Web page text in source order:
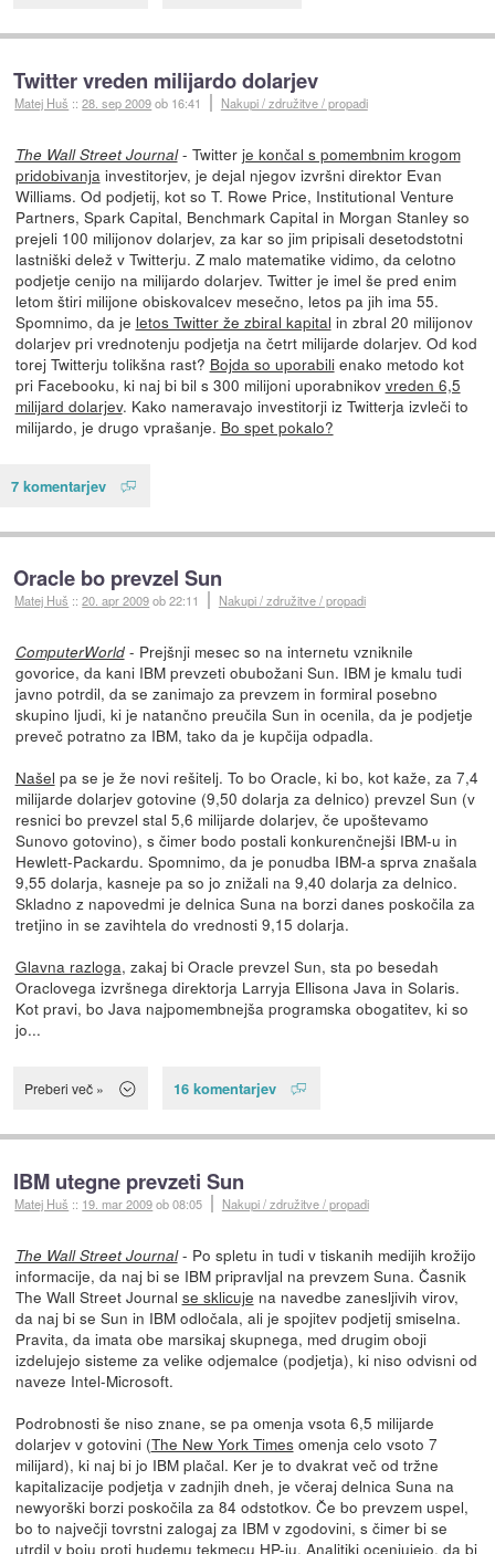
Twitter vreden milijardo dolarjev
Matej Huš ::28. sep 2009ob 16:41 Nakupi / združitve / propadi
The Wall Street Journal- Twitter je končal s pomembnim krogom
pridobivanjainvestitorjev, je dejal njegov izvršni direktor Evan
Williams. Od podjetij, kot so T. Rowe Price, Institutional Venture
Partners, Spark Capital, Benchmark Capital in Morgan Stanley so
prejeli 100 milijonov dolarjev, za kar so jim pripisali desetodstotni
lastniški delež v Twitterju. Z malo matematike vidimo, da celotno
podjetje cenijo na milijardo dolarjev. Twitter je imel še pred enim
letom štiri milijone obiskovalcev mesečno, letos pa jih ima 55.
Spomnimo, da je letos Twitter že zbiral kapital in zbral 20 milijonov
dolarjev pri vrednotenju podjetja na četrt milijarde dolarjev. Od kod
torej Twitterju tolikšna rast? Bojda so uporabilienako metodo kot
pri Facebooku, ki naj bi bil s 300 milijoni uporabnikov vreden 6,5
milijard dolarjev. Kako nameravajo investitorji iz Twitterja izvleči to
milijardo, je drugo vprašanje. Bo spet pokalo?
7 komentarjev
Oracle bo prevzel Sun
Matej Huš ::20. apr 2009ob 22:11 Nakupi / združitve / propadi
ComputerWorld- Prejšnji mesec so na internetu vzniknile
govorice, da kani IBM prevzeti obubožani Sun. IBM je kmalu tudi
javno potrdil, da se zanimajo za prevzem in formiral posebno
skupino ljudi, ki je natančno preučila Sun in ocenila, da je podjetje
preveč potratno za IBM, tako da je kupčija odpadla.
Našel pa se je že novi rešitelj. To bo Oracle, ki bo, kot kaže, za 7,4
milijarde dolarjev gotovine (9,50 dolarja za delnico) prevzel Sun (v
resnici bo prevzel stal 5,6 milijarde dolarjev, če upoštevamo
Sunovo gotovino), s čimer bodo postali konkurenčnejši IBM-u in
Hewlett-Packardu. Spomnimo, da je ponudba IBM-a sprva znašala
9,55 dolarja, kasneje pa so jo znižali na 9,40 dolarja za delnico.
Skladno z napovedmi je delnica Suna na borzi danes poskočila za
tretjino in se zavihtela do vrednosti 9,15 dolarja.
Glavna razloga, zakaj bi Oracle prevzel Sun, sta po besedah
Oraclovega izvršnega direktorja Larryja Ellisona Java in Solaris.
Kot pravi, bo Java najpomembnejša programska obogatitev, ki so
jo...
Preberi več » 16 komentarjev
IBM utegne prevzeti Sun
Matej Huš :: 19. mar 2009ob 08:05 Nakupi / združitve / propadi
The Wall Street Journal- Po spletu in tudi v tiskanih medijih krožijo
informacije, da naj bi se IBM pripravljal na prevzem Suna. Časnik
The Wall Street Journal se sklicuje na navedbe zanesljivih virov,
da naj bi se Sun in IBM odločala, ali je spojitev podjetij smiselna.
Pravita, da imata obe marsikaj skupnega, med drugim oboji
izdelujejo sisteme za velike odjemalce (podjetja), ki niso odvisni od
naveze Intel-Microsoft.
Podrobnosti še niso znane, se pa omenja vsota 6,5 milijarde
dolarjev v gotovini (The New York Timesomenja celo vsoto 7
milijard), ki naj bi jo IBM plačal. Ker je to dvakrat več od tržne
kapitalizacije podjetja v zadnjih dneh, je včeraj delnica Suna na
newyorški borzi poskočila za 84 odstotkov. Če bo prevzem uspel,
bo to največji tovrstni zalogaj za IBM v zgodovini, s čimer bi se
utrdil v boju proti hudemu tekmecu HP-ju. Analitiki ocenjujejo, da bi